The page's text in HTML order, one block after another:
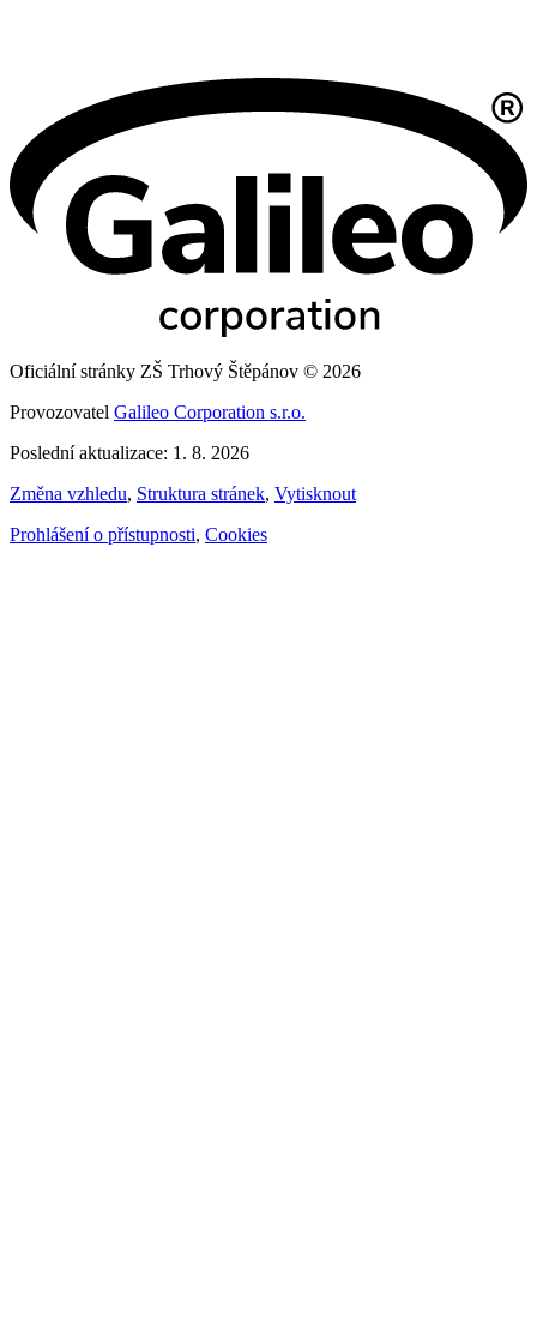
Oficiální stránky ZŠ Trhový Štěpánov © 2026
Provozovatel Galileo Corporation s.r.o.
Poslední aktualizace: 1. 8. 2026
Změna vzhledu, Struktura stránek, Vytisknout
Prohlášení o přístupnosti, Cookies